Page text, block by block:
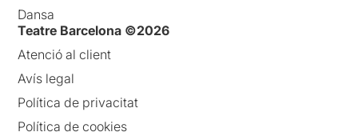
Dansa
Teatre Barcelona ©2026
Atenció al client
Avís legal
Política de privacitat
Política de cookies